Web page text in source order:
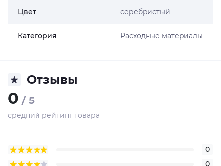
Цвет серебристый
Категория Расходные материалы
Отзывы
0 / 5
средний рейтинг товара
0
0